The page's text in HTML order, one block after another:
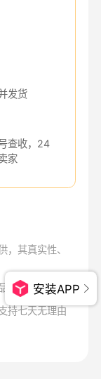
发货
查收，24
家
，其真实性、
交易。
持七天无理由
安装APP